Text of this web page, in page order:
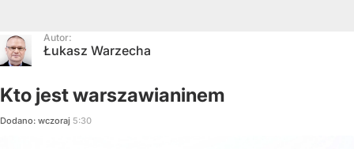
Autor:
Łukasz Warzecha
Kto jest warszawianinem
Dodano: wczoraj 5:30